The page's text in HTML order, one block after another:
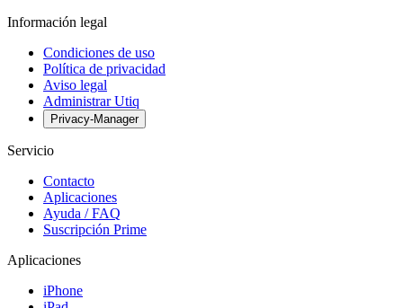
Información legal
Condiciones de uso
Política de privacidad
Aviso legal
Administrar Utiq
Privacy-Manager
Servicio
Contacto
Aplicaciones
Ayuda / FAQ
Suscripción Prime
Aplicaciones
iPhone